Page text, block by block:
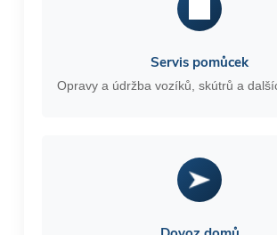
Servis pomůcek
Opravy a údržba vozíků, skútrů a